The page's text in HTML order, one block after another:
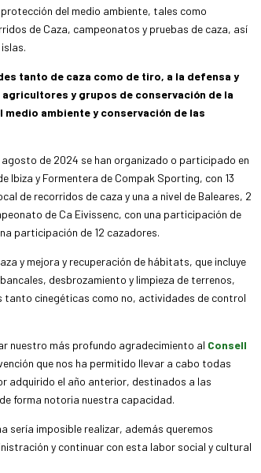
del medio ambiente, tales como
de Caza, campeonatos y pruebas de caza, así
tanto de caza como de tiro, a la defensa y
y grupos de conservación de la
ambiente y conservación de las
de 2024 se han organizado o participado en
Ibiza y Formentera de Compak Sporting, con 13
de recorridos de caza y una a nivel de Baleares, 2
de Ca Eivissenc, con una participación de
participación de 12 cazadores.
y mejora y recuperación de hábitats, que incluye
desbrozamiento y limpieza de terrenos,
tanto cinegéticas como no, actividades de control
nuestro más profundo agradecimiento al Consell
que nos ha permitido llevar a cabo todas
adquirido el año anterior, destinados a las
forma notoria nuestra capacidad.
sería imposible realizar, además queremos
y continuar con esta labor social y cultural